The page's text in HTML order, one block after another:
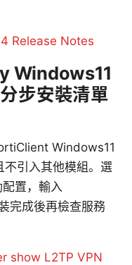
Release Notes
Windows11
步安裝清單
Windows11
不引入其他模組。選
置，輸入
完成後再檢查服務
show L2TP VPN